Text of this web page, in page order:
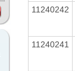
11240242
11240241